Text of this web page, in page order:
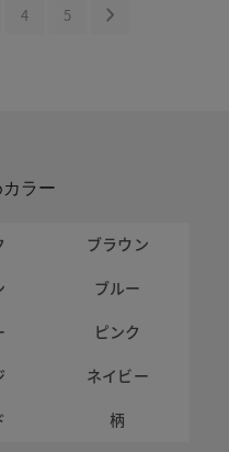
4 5
ラー
ブラウン
ブルー
ピンク
ネイビー
柄